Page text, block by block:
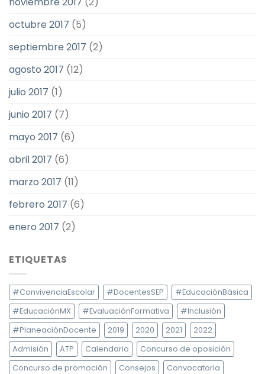
octubre 2017 (5)
septiembre 2017 (2)
agosto 2017 (12)
julio 2017 (1)
junio 2017 (7)
mayo 2017 (6)
abril 2017 (6)
marzo 2017 (11)
febrero 2017 (6)
enero 2017 (2)
ETIQUETAS
#ConvivenciaEscolar #DocentesSEP
#EducaciónBásica
#EducaciónMX
#EvaluaciónFormativa
#Inclusión
#PlaneaciónDocente
2019 2020 2021
2022
Admisión
ATP Calendario
Concurso de oposición
Concurso de promoción
Consejos
Convocatoria